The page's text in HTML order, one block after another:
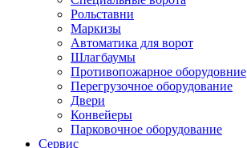
Рольставни
Маркизы
Автоматика для ворот
Шлагбаумы
Противопожарное оборудовние
Перегрузочное оборудование
Двери
Конвейеры
Парковочное оборудование
Сервис